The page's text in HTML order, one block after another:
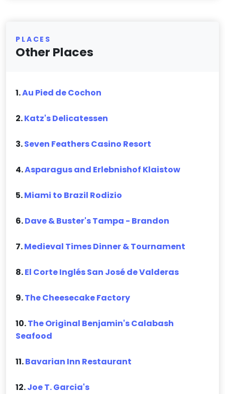
PLACES
Other Places
1.Au Pied de Cochon
2.Katz's Delicatessen
3.Seven Feathers Casino Resort
4.Asparagus and Erlebnishof Klaistow
5.Miami to Brazil Rodizio
6.Dave & Buster's Tampa - Brandon
7.Medieval Times Dinner & Tournament
8.El Corte Inglés San José de Valderas
9.The Cheesecake Factory
10.The Original Benjamin's Calabash
Seafood
11.Bavarian Inn Restaurant
12.Joe T. Garcia's